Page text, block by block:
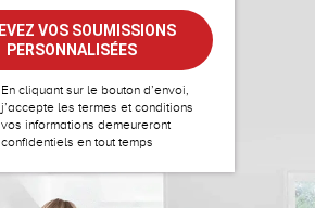
En cliquant sur le bouton d’envoi,
j’accepte les termes et conditions
vos informations demeureront
confidentiels en tout temps